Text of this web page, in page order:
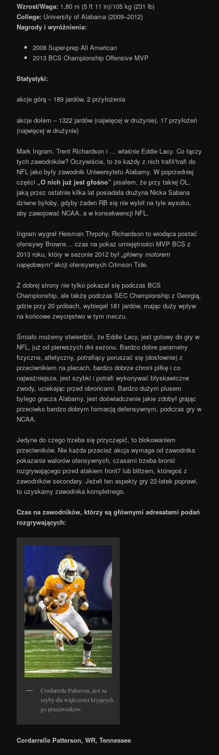
Wzrost/Waga: 1,80 m (5 ft 11 in)/105 kg (231 lb)
College: University of Alabama (2009–2012)
Nagrody i wyróżnienia:
2008 Super-prep All American
2013 BCS Championship Offensive MVP
Statystyki:
akcje górą – 189 jardów, 2 przyłożenia
akcje dołem – 1322 jardów (najwięcej w drużynie), 17 przyłożeń
(najwięcej w drużynie)
Mark Ingram, Trent Richardson i … właśnie Eddie Lacy. Co łączy
tych zawodników? Oczywiście, to że każdy z nich trafił/trafi do
NFL jako były zawodnik Uniwersytetu Alabamy. W poprzedniej
części „O nich już jest głośno” pisałem, że przy takiej OL,
jaką przez ostatnie kilka lat posiadała drużyna Nicka Sabana
dziwne byłoby, gdyby żaden RB się nie wybił na tyle wysoko,
aby zawojować NCAA, a w konsekwencji NFL.
Ingram wygrał Heisman Thrpohy, Richardson to wiodąca postać
ofensywy Browns… czas na pokaz umiejętności MVP BCS z
2013 roku, który w sezonie 2012 był„główny motorem
napędowym”akcji ofensywnych Crimson Tide.
Z dobrej strony nie tylko pokazał się podczas BCS
Championship, ale takżę podczas SEC Championship z Georgią,
gdzie przy 20 próbach, wybiegał 181 jardów, mając duży wpływ
na końcowe zwycięstwo w tym meczu.
Śmiało możemy stwierdzić, że Eddie Lacy, jest gotowy do gry w
NFL, już od pierwszych dni sezonu. Bardzo dobre parametry
fizyczne, atletyczny, potrafiący poruszać się (dosłownie) z
przeciwnikiem na plecach, bardzo dobrze chroni piłkę i co
najważniejsze, jest szybki i potrafi wykonywać błyskawiczne
zwody, uciekając przed obrońcami. Bardzo dużym plusem
byłego gracza Alabamy, jest doświadczenie jakie zdobył grając
przeciwko bardzo dobrym formacją defensywnym, podczas gry w
NCAA.
Jedyne do czego trzeba się przyczepić, to blokowaniem
przeciwników. Nie każda przecież akcja wymaga od zawodnika
pokazania walorów ofensywnych, czasami trzeba bronić
rozgrywającego przed atakiem front7 lub blitzem, któregoś z
zawodników secondary. Jeżeli ten aspekty gry 22-latek poprawi,
to uzyskamy zawodnika kompletnego.
Czas na zawodników, którzy są głównymi adresatami podań
rozgrywających:
Cordarrelle Patterson, jest za
szyby dla większości kryjących
go przeciwników.
Cordarrelle Patterson, WR, Tennessee